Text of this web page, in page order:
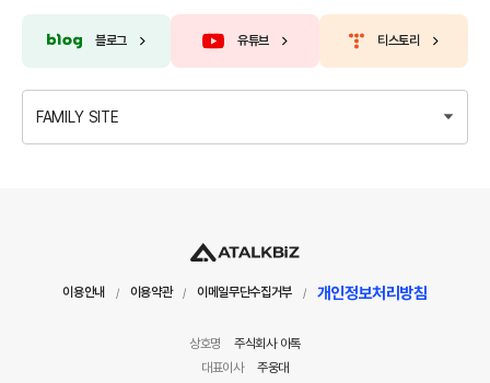
블로그 유튜브 티스토리
FAMILY SITE
이용안내 / 이용약관 / 이메일무단수집거부 / 개인정보처리방침
상호명
주식회사 아톡
대표이사
주웅대